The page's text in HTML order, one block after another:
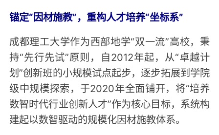
锚定“因材施教”，重构人才培养“坐标系”
成都理工大学作为西部地学“双一流”高校，秉
持“先行先试”原则，自2012年起，从“卓越计
划”创新班的小规模试点起步，逐步拓展到学院
级中规模探索，于2020年全面铺开，将“培养
数智时代行业创新人才”作为核心目标，系统构
建起以数智驱动的规模化因材施教体系。